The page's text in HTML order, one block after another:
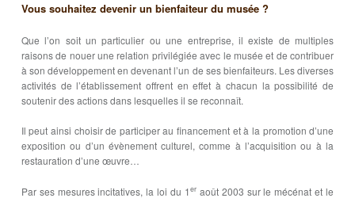
Vous souhaitez devenir un bienfaiteur du musée ?
Que l’on soit un particulier ou une entreprise, il existe de multiples
raisons de nouer une relation privilégiée avec le musée et de contribuer
à son développement en devenant l’un de ses bienfaiteurs. Les diverses
activités de l’établissement offrent en effet à chacun la possibilité de
soutenir des actions dans lesquelles il se reconnaît.
Il peut ainsi choisir de participer au financement et à la promotion d’une
exposition ou d’un évènement culturel, comme à l’acquisition ou à la
restauration d’une œuvre…
Par ses mesures incitatives, la loi du 1 er août 2003 sur le mécénat et le